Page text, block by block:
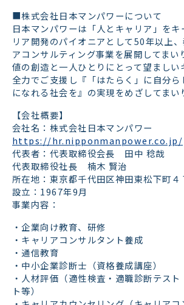
■株式会社日本マンパワーについて
日本マンパワーは「人とキャリア」を
リア開発のパイオニアとして50年以上
アコンサルティング事業を展開してまい
値の創造と一人ひとりにとって望ましい
全力でご支援し『「はたらく」に自分
になれる社会を』の実現をめざしてまい
【会社概要】
会社名：株式会社日本マンパワー
https://hr.nipponmanpower.co.jp/
代表者：代表取締役会長 田中 稔哉
代表取締役社長 楠木 賢治
所在地：東京都千代田区神田東松下町４
設立：1967年9月
事業内容：
・企業向け教育、研修
・キャリアコンサルタント養成
・通信教育
・中小企業診断士（資格養成講座）
・人材評価（適性検査・適職診断テス
ト等）